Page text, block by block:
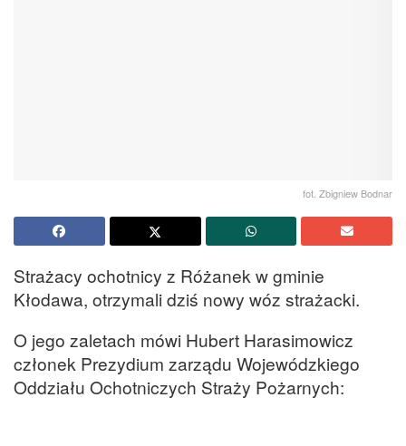
fot. Zbigniew Bodnar
Strażacy ochotnicy z Różanek w gminie
Kłodawa, otrzymali dziś nowy wóz strażacki.
O jego zaletach mówi Hubert Harasimowicz
członek Prezydium zarządu Wojewódzkiego
Oddziału Ochotniczych Straży Pożarnych: